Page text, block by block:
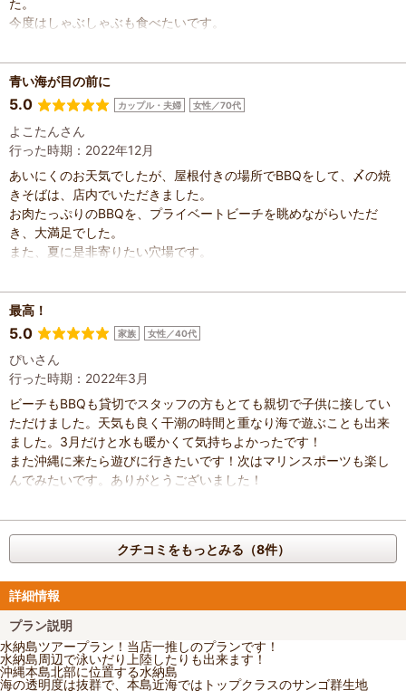
た。
今度はしゃぶしゃぶも食べたいです。
青い海が目の前に
5.0 カップル・夫婦 女性／70代
よこたんさん
行った時期：2022年12月
あいにくのお天気でしたが、屋根付きの場所でBBQをして、〆の焼
きそばは、店内でいただきました。
お肉たっぷりのBBQを、プライベートビーチを眺めながらいただ
き、大満足でした。
また、夏に是非寄りたい穴場です。
最高！
5.0 家族 女性／40代
ぴいさん
行った時期：2022年3月
ビーチもBBQも貸切でスタッフの方もとても親切で子供に接してい
ただけました。天気も良く干潮の時間と重なり海で遊ぶことも出来
ました。3月だけと水も暖かくて気持ちよかったです！
また沖縄に来たら遊びに行きたいです！次はマリンスポーツも楽し
んでみたいです。ありがとうございました！
クチコミをもっとみる（8件）
詳細情報
プラン説明
水納島ツアープラン！当店一推しのプランです！
水納島周辺で泳いだり上陸したりも出来ます！
沖縄本島北部に位置する水納島
海の透明度は抜群で、本島近海ではトップクラスのサンゴ群生地